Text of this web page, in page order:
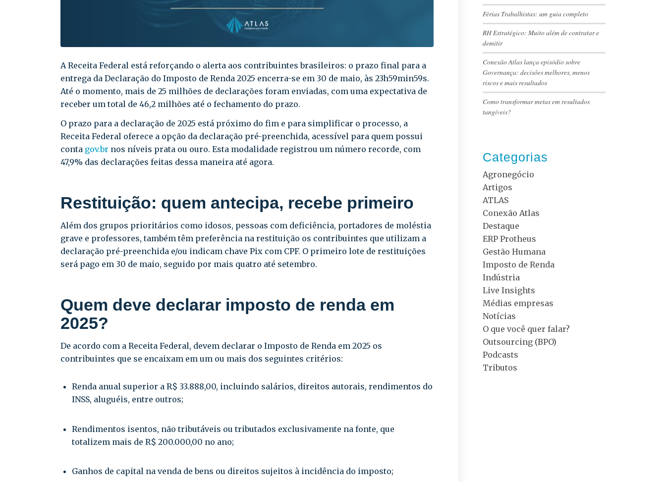
A Receita Federal está reforçando o alerta aos contribuintes brasileiros: o prazo final para a
entrega da Declaração do Imposto de Renda 2025 encerra-se em 30 de maio, às 23h59min59s.
Até o momento, mais de 25 milhões de declarações foram enviadas, com uma expectativa de
receber um total de 46,2 milhões até o fechamento do prazo.
O prazo para a declaração de 2025 está próximo do fim e para simplificar o processo, a
Receita Federal oferece a opção da declaração pré-preenchida, acessível para quem possui
conta gov.br nos níveis prata ou ouro. Esta modalidade registrou um número recorde, com
47,9% das declarações feitas dessa maneira até agora.
Restituição: quem antecipa, recebe primeiro
Além dos grupos prioritários como idosos, pessoas com deficiência, portadores de moléstia
grave e professores, também têm preferência na restituição os contribuintes que utilizam a
declaração pré-preenchida e/ou indicam chave Pix com CPF. O primeiro lote de restituições
será pago em 30 de maio, seguido por mais quatro até setembro.
Quem deve declarar imposto de renda em
2025?
De acordo com a Receita Federal, devem declarar o Imposto de Renda em 2025 os
contribuintes que se encaixam em um ou mais dos seguintes critérios:
Renda anual superior a R$ 33.888,00, incluindo salários, direitos autorais, rendimentos do
INSS, aluguéis, entre outros;
Rendimentos isentos, não tributáveis ou tributados exclusivamente na fonte, que
totalizem mais de R$ 200.000,00 no ano;
Ganhos de capital na venda de bens ou direitos sujeitos à incidência do imposto;
Férias Trabalhistas: um guia completo
RH Estratégico: Muito além de contratar e
demitir
Conexão Atlas lança episódio sobre
Governança: decisões melhores, menos
riscos e mais resultados
Como transformar metas em resultados
tangíveis?
Categorias
Agronegócio
Artigos
ATLAS
Conexão Atlas
Destaque
ERP Protheus
Gestão Humana
Imposto de Renda
Indústria
Live Insights
Médias empresas
Notícias
O que você quer falar?
Outsourcing (BPO)
Podcasts
Tributos